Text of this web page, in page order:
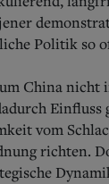
Politik so
China nicht
Einfluss
vom
richten.